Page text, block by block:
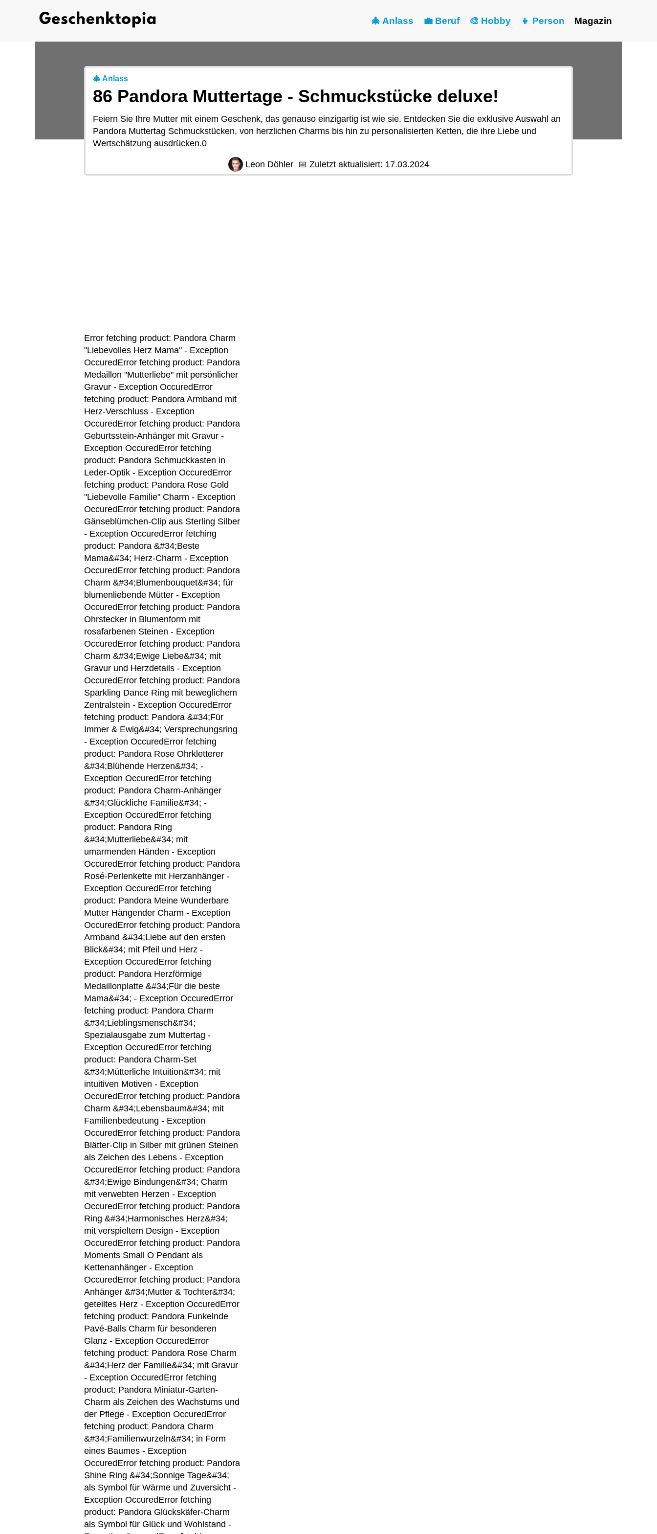
🎄 Anlass 💼 Beruf 🎨 Hobby 👧 Person Magazin
🎄 Anlass
86 Pandora Muttertage - Schmuckstücke deluxe!
Feiern Sie Ihre Mutter mit einem Geschenk, das genauso einzigartig ist wie sie. Entdecken Sie die exklusive Auswahl an
Pandora Muttertag Schmuckstücken, von herzlichen Charms bis hin zu personalisierten Ketten, die ihre Liebe und
Wertschätzung ausdrücken.0
Leon Döhler 📅 Zuletzt aktualisiert: 17.03.2024
Error fetching product: Pandora Charm
"Liebevolles Herz Mama" - Exception
OccuredError fetching product: Pandora
Medaillon "Mutterliebe" mit persönlicher
Gravur - Exception OccuredError
fetching product: Pandora Armband mit
Herz-Verschluss - Exception
OccuredError fetching product: Pandora
Geburtsstein-Anhänger mit Gravur -
Exception OccuredError fetching
product: Pandora Schmuckkasten in
Leder-Optik - Exception OccuredError
fetching product: Pandora Rose Gold
"Liebevolle Familie" Charm - Exception
OccuredError fetching product: Pandora
Gänseblümchen-Clip aus Sterling Silber
- Exception OccuredError fetching
product: Pandora &#34;Beste
Mama&#34; Herz-Charm - Exception
OccuredError fetching product: Pandora
Charm &#34;Blumenbouquet&#34; für
blumenliebende Mütter - Exception
OccuredError fetching product: Pandora
Ohrstecker in Blumenform mit
rosafarbenen Steinen - Exception
OccuredError fetching product: Pandora
Charm &#34;Ewige Liebe&#34; mit
Gravur und Herzdetails - Exception
OccuredError fetching product: Pandora
Sparkling Dance Ring mit beweglichem
Zentralstein - Exception OccuredError
fetching product: Pandora &#34;Für
Immer & Ewig&#34; Versprechungsring
- Exception OccuredError fetching
product: Pandora Rose Ohrkletterer
&#34;Blühende Herzen&#34; -
Exception OccuredError fetching
product: Pandora Charm-Anhänger
&#34;Glückliche Familie&#34; -
Exception OccuredError fetching
product: Pandora Ring
&#34;Mutterliebe&#34; mit
umarmenden Händen - Exception
OccuredError fetching product: Pandora
Rosé-Perlenkette mit Herzanhänger -
Exception OccuredError fetching
product: Pandora Meine Wunderbare
Mutter Hängender Charm - Exception
OccuredError fetching product: Pandora
Armband &#34;Liebe auf den ersten
Blick&#34; mit Pfeil und Herz -
Exception OccuredError fetching
product: Pandora Herzförmige
Medaillonplatte &#34;Für die beste
Mama&#34; - Exception OccuredError
fetching product: Pandora Charm
&#34;Lieblingsmensch&#34;
Spezialausgabe zum Muttertag -
Exception OccuredError fetching
product: Pandora Charm-Set
&#34;Mütterliche Intuition&#34; mit
intuitiven Motiven - Exception
OccuredError fetching product: Pandora
Charm &#34;Lebensbaum&#34; mit
Familienbedeutung - Exception
OccuredError fetching product: Pandora
Blätter-Clip in Silber mit grünen Steinen
als Zeichen des Lebens - Exception
OccuredError fetching product: Pandora
&#34;Ewige Bindungen&#34; Charm
mit verwebten Herzen - Exception
OccuredError fetching product: Pandora
Ring &#34;Harmonisches Herz&#34;
mit verspieltem Design - Exception
OccuredError fetching product: Pandora
Moments Small O Pendant als
Kettenanhänger - Exception
OccuredError fetching product: Pandora
Anhänger &#34;Mutter & Tochter&#34;
geteiltes Herz - Exception OccuredError
fetching product: Pandora Funkelnde
Pavé-Balls Charm für besonderen
Glanz - Exception OccuredError
fetching product: Pandora Rose Charm
&#34;Herz der Familie&#34; mit Gravur
- Exception OccuredError fetching
product: Pandora Miniatur-Garten-
Charm als Zeichen des Wachstums und
der Pflege - Exception OccuredError
fetching product: Pandora Charm
&#34;Familienwurzeln&#34; in Form
eines Baumes - Exception
OccuredError fetching product: Pandora
Shine Ring &#34;Sonnige Tage&#34;
als Symbol für Wärme und Zuversicht -
Exception OccuredError fetching
product: Pandora Glückskäfer-Charm
als Symbol für Glück und Wohlstand -